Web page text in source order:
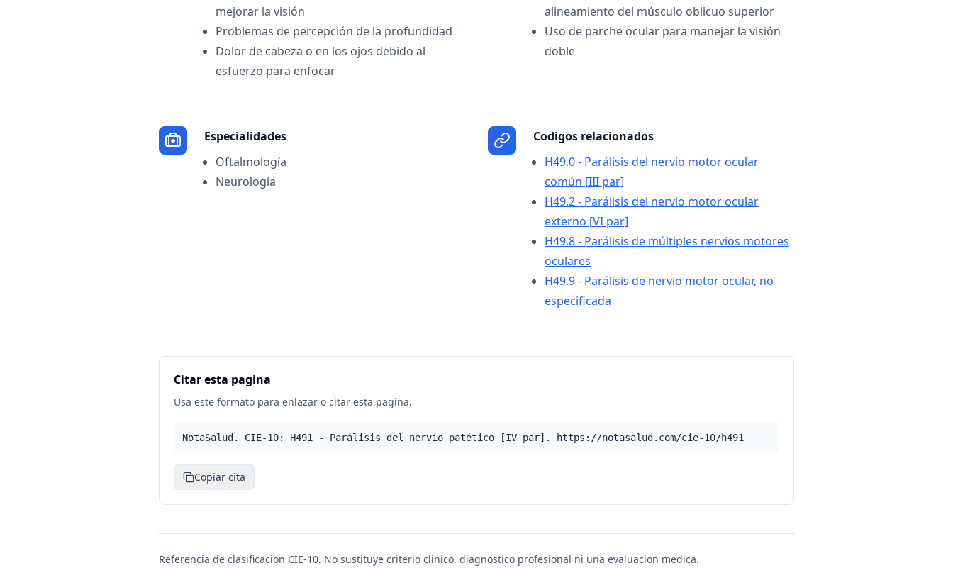
mejorar la visión
Problemas de percepción de la profundidad
Dolor de cabeza o en los ojos debido al
esfuerzo para enfocar
alineamiento del músculo oblicuo superior
Uso de parche ocular para manejar la visión
doble
Especialidades
Oftalmología
Neurología
Codigos relacionados
H49.0 - Parálisis del nervio motor ocular
común [III par]
H49.2 - Parálisis del nervio motor ocular
externo [VI par]
H49.8 - Parálisis de múltiples nervios motores
oculares
H49.9 - Parálisis de nervio motor ocular, no
especificada
Citar esta pagina
Usa este formato para enlazar o citar esta pagina.
NotaSalud. CIE-10: H491 - Parálisis del nervio patético [IV par]. https://notasalud.com/cie-10/h491
Copiar cita
Referencia de clasificacion CIE-10. No sustituye criterio clinico, diagnostico profesional ni una evaluacion medica.